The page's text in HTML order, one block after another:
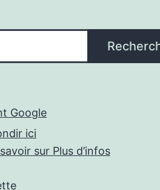
Google
ici
sur Plus d’infos